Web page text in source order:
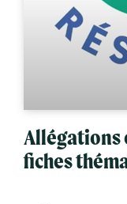
Allégations
fiches